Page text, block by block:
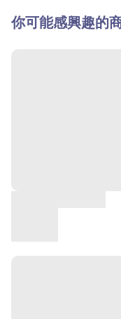
你可能感興趣的